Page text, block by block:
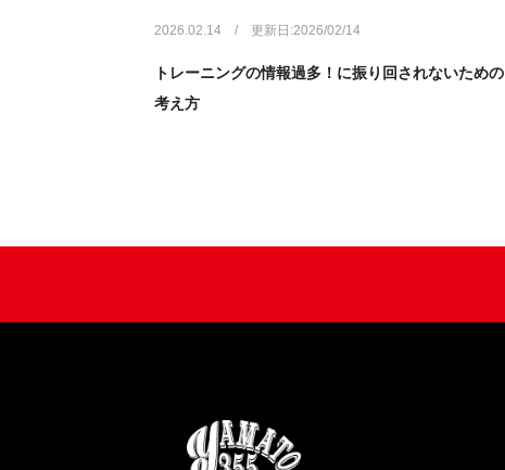
2026.02.14 / 更新日:2026/02/14
トレーニングの情報過多！に振り回されないための
考え方